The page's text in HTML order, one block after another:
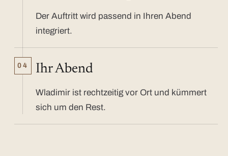
Der Auftritt wird passend in Ihren Abend
integriert.
04 Ihr Abend
Wladimir ist rechtzeitig vor Ort und kümmert
sich um den Rest.